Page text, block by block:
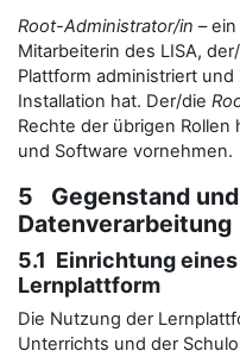
Root-Administrator/in –
Mitarbeiterin des LISA,
Plattform administriert
Installation hat. Der/die
Rechte der übrigen
und Software vornehmen.
5 Gegenstand
Datenverarbeitung
5.1 Einrichtung
Lernplattform
Die Nutzung der
Unterrichts und der